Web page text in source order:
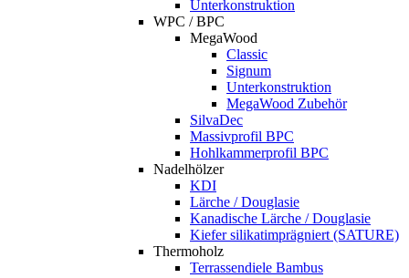
Unterkonstruktion
WPC / BPC
MegaWood
Classic
Signum
Unterkonstruktion
MegaWood Zubehör
SilvaDec
Massivprofil BPC
Hohlkammerprofil BPC
Nadelhölzer
KDI
Lärche / Douglasie
Kanadische Lärche / Douglasie
Kiefer silikatimprägniert (SATURE)
Thermoholz
Terrassendiele Bambus